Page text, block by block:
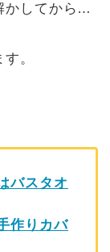
かしてから…
。
バスタオ
作りカバ